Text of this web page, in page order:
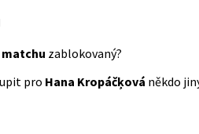
matchu zablokovaný?
pro Hana Kropáčķová někdo